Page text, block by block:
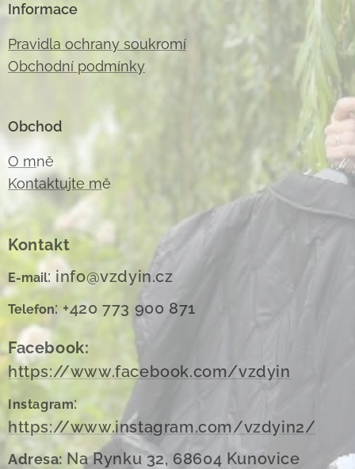
Informace
Pravidla ochrany soukromí
Obchodní podmínky
Obchod
O mně
Kontaktujte mě
Kontakt
E-mail: info@vzdyin.cz
Telefon: +420 773 900 871
Facebook:
https://www.facebook.com/vzdyin
Instagram:
https://www.instagram.com/vzdyin2/
Adresa: Na Rynku 32, 68604 Kunovice